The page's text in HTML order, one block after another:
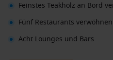
Feinstes Teakholz an Bord
Fünf Restaurants
Acht Lounges und Bars